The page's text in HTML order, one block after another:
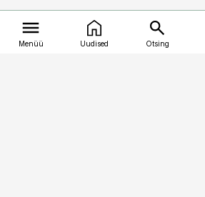
Menüü Uudised Otsing